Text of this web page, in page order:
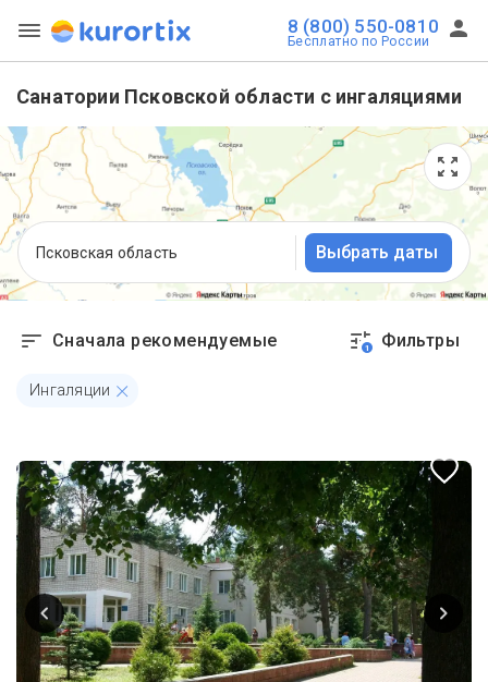
8 (800) 550-0810
Бесплатно по России
Санатории Псковской области с ингаляциями
Псковская область Выбрать даты
Сначала рекомендуемые 1 Фильтры
Ингаляции